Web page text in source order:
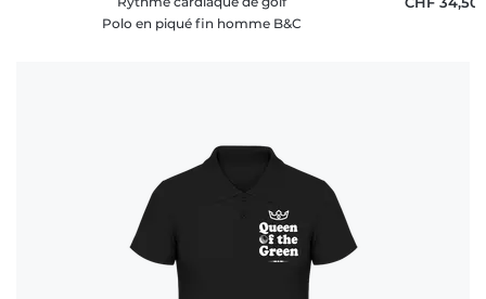
Polo en piqué fin homme B&C